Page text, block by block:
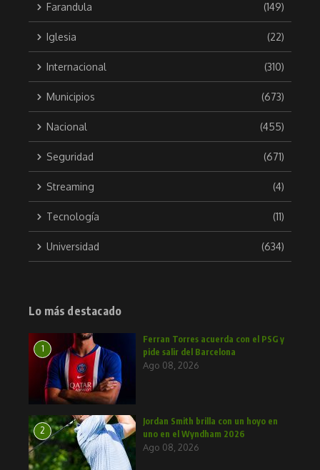
Farandula (149)
Iglesia (22)
Internacional (310)
Municipios (673)
Nacional (455)
Seguridad (671)
Streaming (4)
Tecnología (11)
Universidad (634)
Lo más destacado
1
Ferran Torres acuerda con el PSG y
pide salir del Barcelona
Ago 08, 2026
2
Jordan Smith brilla con un hoyo en
uno en el Wyndham 2026
Ago 08, 2026